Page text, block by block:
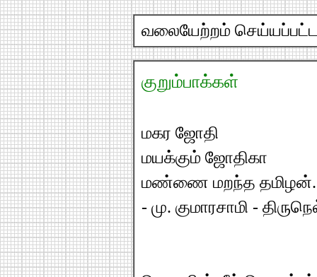
வலையேற்றம் செய்யப்பட்ட
குறும்பாக்கள்
மகர ஜோதி
மயக்கும் ஜோதிகா
மண்ணை மறந்த தமிழன்.
- மு. குமாரசாமி -